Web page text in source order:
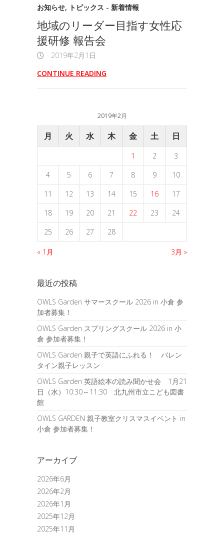
お知らせ, トピックス - 新着情報
地域のリーダー目指す女性応
援研修 報告会
2019年2月1日
CONTINUE READING
2019年2月
月 火 水 木 金 土 日
1 2
3
4
5 6 7 8 9
10
11
12 13 14 15 16
17
18
19 20 21 22 23
24
25
26 27 28
« 1月 3月 »
最近の投稿
OWLS Garden サマースクール 2026 in 小倉 参
加者募集！
OWLS Garden スプリングスクール 2026 in 小
倉 参加者募集！
OWLS Garden 親子で英語にふれる！ バレン
タイン親子レッスン
OWLS Garden 英語絵本の読み聞かせ会 1月21
日（水）10:30～11:30 北九州市立こども図書
館
OWLS GARDEN 親子教室クリスマスイベント in
小倉 参加者募集！
アーカイブ
2026年6月
2026年2月
2026年1月
2025年12月
2025年11月